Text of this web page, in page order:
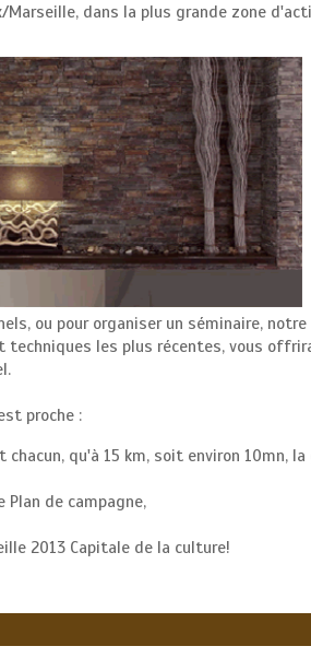
Marseille, dans la plus grande zone
ou pour organiser un séminaire,
les plus récentes, vous
proche :
qu'à 15 km, soit environ 10mn, la
de campagne,
2013 Capitale de la culture!